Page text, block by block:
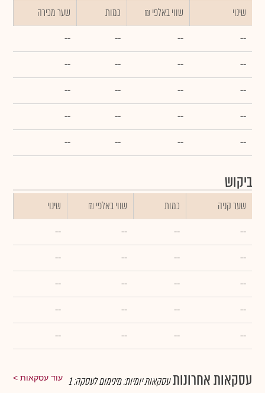
שינוי ₪ שווי באלפי כמות
שער מכירה
--
--
--
--
--
--
--
--
--
--
--
--
--
--
--
--
--
--
--
--
ביקוש
שער קניה כמות ₪ שווי באלפי
שינוי
--
--
--
--
--
--
--
--
--
--
--
--
--
--
--
--
--
--
--
--
עסקאות אחרונות עוד עסקאות עסקאות יומיות:מינימום לעסקה:1